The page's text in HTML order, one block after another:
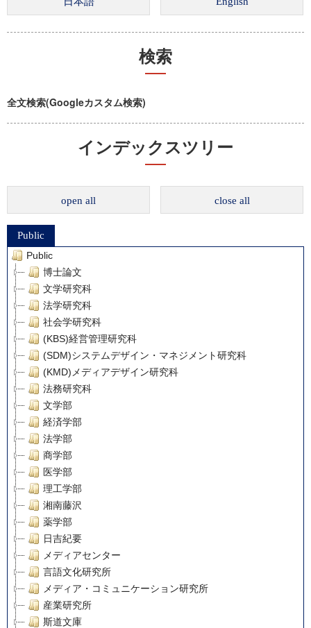
検索
全文検索(Googleカスタム検索)
インデックスツリー
open all close all
Public
Public
博士論文
文学研究科
法学研究科
社会学研究科
(KBS)経営管理研究科
(SDM)システムデザイン・マネジメント研究科
(KMD)メディアデザイン研究科
法務研究科
文学部
経済学部
法学部
商学部
医学部
理工学部
湘南藤沢
薬学部
日吉紀要
メディアセンター
言語文化研究所
メディア・コミュニケーション研究所
産業研究所
斯道文庫